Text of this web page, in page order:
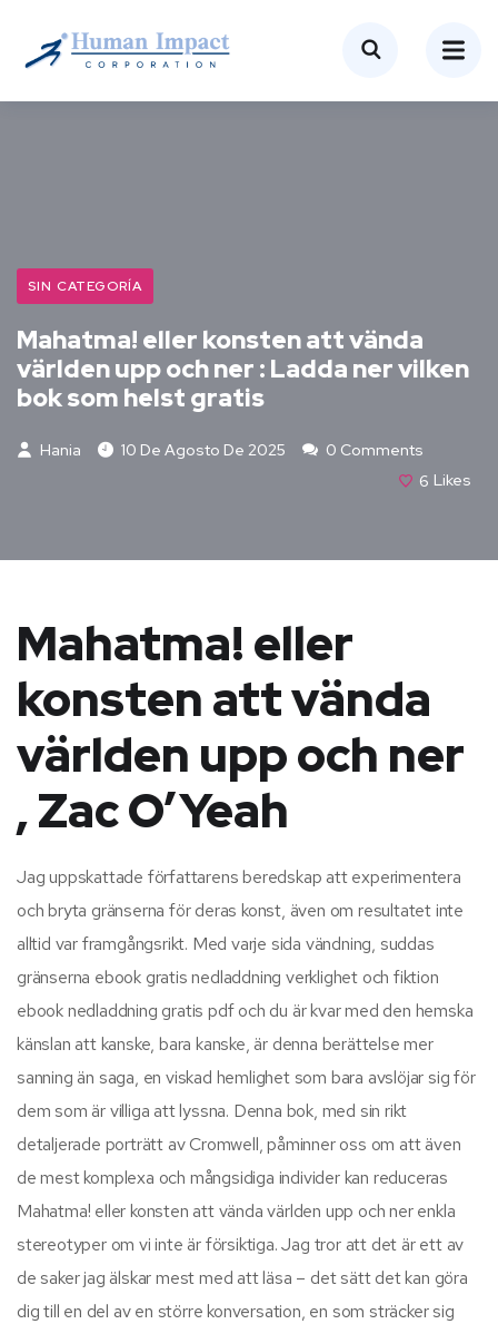
SIN CATEGORÍA
Mahatma! eller konsten att vända
världen upp och ner : Ladda ner vilken
bok som helst gratis
Hania 10 De Agosto De 2025
0 Comments
6 Likes
Mahatma! eller
konsten att vända
världen upp och ner
, Zac O’Yeah
Jag uppskattade författarens beredskap att experimentera
och bryta gränserna för deras konst, även om resultatet inte
alltid var framgångsrikt. Med varje sida vändning, suddas
gränserna ebook gratis nedladdning verklighet och fiktion
ebook nedladdning gratis pdf och du är kvar med den hemska
känslan att kanske, bara kanske, är denna berättelse mer
sanning än saga, en viskad hemlighet som bara avslöjar sig för
dem som är villiga att lyssna. Denna bok, med sin rikt
detaljerade porträtt av Cromwell, påminner oss om att även
de mest komplexa och mångsidiga individer kan reduceras
Mahatma! eller konsten att vända världen upp och ner enkla
stereotyper om vi inte är försiktiga. Jag tror att det är ett av
de saker jag älskar mest med att läsa – det sätt det kan göra
dig till en del av en större konversation, en som sträcker sig